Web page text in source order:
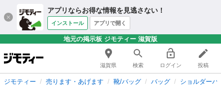
アプリならお得な情報を見逃さない！
インストール アプリで開く
地元の掲示板 ジモティー 滋賀版
滋賀県 検索 ログイン 投稿
ジモティー 売ります・あげます 靴/バッグ バッグ ショルダーバ